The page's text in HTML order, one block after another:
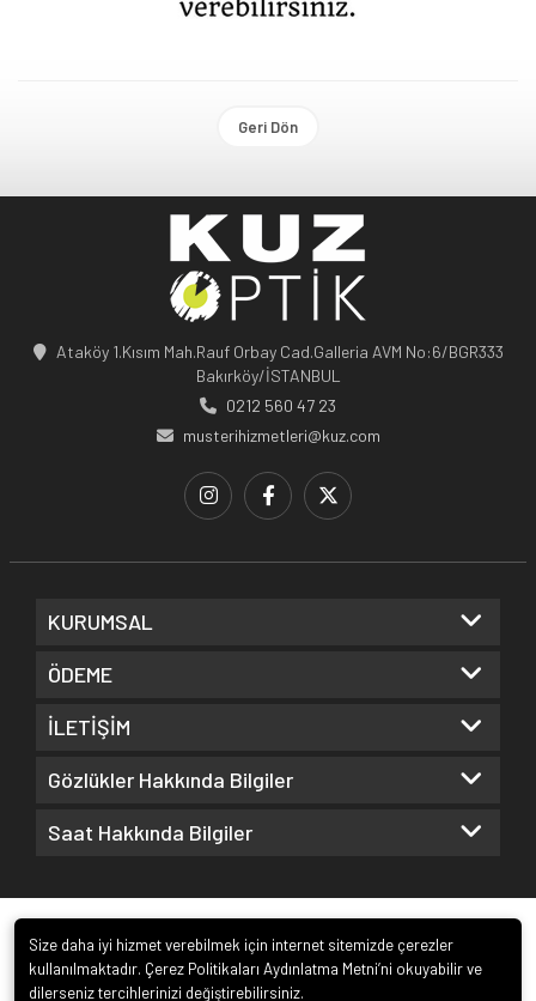
Geri Dön
Ataköy 1.Kısım Mah.Rauf Orbay Cad.Galleria AVM No:6/BGR333
Bakırköy/İSTANBUL
0212 560 47 23
musterihizmetleri@kuz.com
KURUMSAL
ÖDEME
İLETİŞİM
Gözlükler Hakkında Bilgiler
Saat Hakkında Bilgiler
Size daha iyi hizmet verebilmek için internet sitemizde çerezler
kullanılmaktadır. Çerez Politikaları Aydınlatma Metni’ni okuyabilir ve
dilerseniz tercihlerinizi değiştirebilirsiniz.